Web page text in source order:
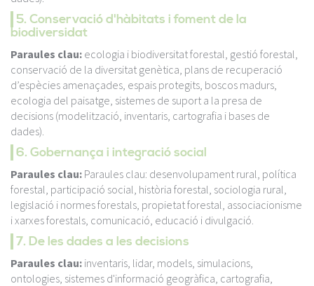
5. Conservació d'hàbitats i foment de la
biodiversidat
Paraules clau: ecologia i biodiversitat forestal, gestió forestal,
conservació de la diversitat genètica, plans de recuperació
d’espècies amenaçades, espais protegits, boscos madurs,
ecologia del paisatge, sistemes de suport a la presa de
decisions (modelització, inventaris, cartografia i bases de
dades).
6. Gobernança i integració social
Paraules clau: Paraules clau: desenvolupament rural, política
forestal, participació social, història forestal, sociologia rural,
legislació i normes forestals, propietat forestal, associacionisme
i xarxes forestals, comunicació, educació i divulgació.
7. De les dades a les decisions
Paraules clau: inventaris, lidar, models, simulacions,
ontologies, sistemes d'informació geogràfica, cartografia,